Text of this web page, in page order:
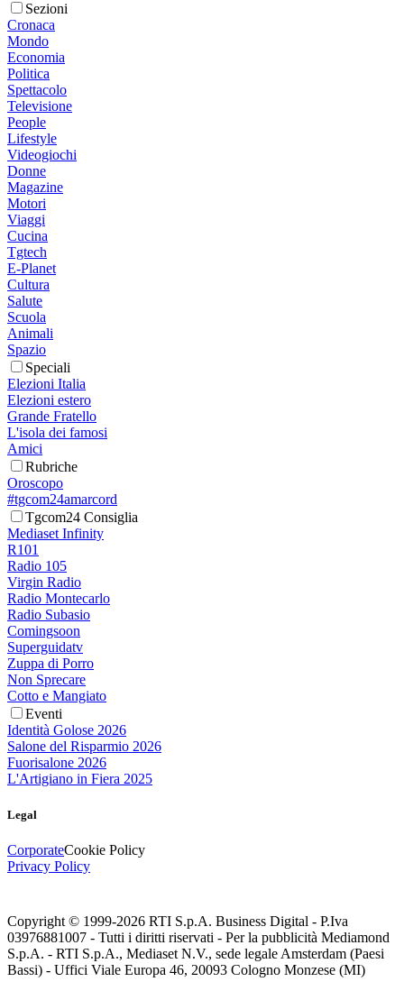
Sezioni
Cronaca
Mondo
Economia
Politica
Spettacolo
Televisione
People
Lifestyle
Videogiochi
Donne
Magazine
Motori
Viaggi
Cucina
Tgtech
E-Planet
Cultura
Salute
Scuola
Animali
Spazio
Speciali
Elezioni Italia
Elezioni estero
Grande Fratello
L'isola dei famosi
Amici
Rubriche
Oroscopo
#tgcom24amarcord
Tgcom24 Consiglia
Mediaset Infinity
R101
Radio 105
Virgin Radio
Radio Montecarlo
Radio Subasio
Comingsoon
Superguidatv
Zuppa di Porro
Non Sprecare
Cotto e Mangiato
Eventi
Identità Golose 2026
Salone del Risparmio 2026
Fuorisalone 2026
L'Artigiano in Fiera 2025
Legal
CorporateCookie Policy
Privacy Policy
Copyright © 1999-2026 RTI S.p.A. Business Digital - P.Iva
03976881007 - Tutti i diritti riservati - Per la pubblicità Mediamond
S.p.A. - RTI S.p.A., Mediaset N.V., sede legale Amsterdam (Paesi
Bassi) - Uffici Viale Europa 46, 20093 Cologno Monzese (MI)